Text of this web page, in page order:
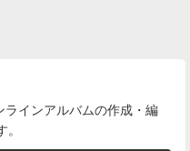
インアルバムの作成・編